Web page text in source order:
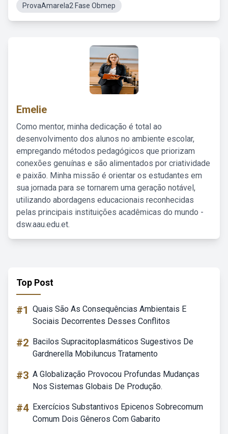
ProvaAmarela2 Fase Obmep
Emelie
Como mentor, minha dedicação é total ao
desenvolvimento dos alunos no ambiente escolar,
empregando métodos pedagógicos que priorizam
conexões genuínas e são alimentados por criatividade
e paixão. Minha missão é orientar os estudantes em
sua jornada para se tornarem uma geração notável,
utilizando abordagens educacionais reconhecidas
pelas principais instituições acadêmicas do mundo -
dsw.aau.edu.et.
Top Post
#1 Quais São As Consequências Ambientais E
Sociais Decorrentes Desses Conflitos
#2 Bacilos Supracitoplasmáticos Sugestivos De
Gardnerella Mobiluncus Tratamento
#3 A Globalização Provocou Profundas Mudanças
Nos Sistemas Globais De Produção.
#4 Exercícios Substantivos Epicenos Sobrecomum
Comum Dois Gêneros Com Gabarito